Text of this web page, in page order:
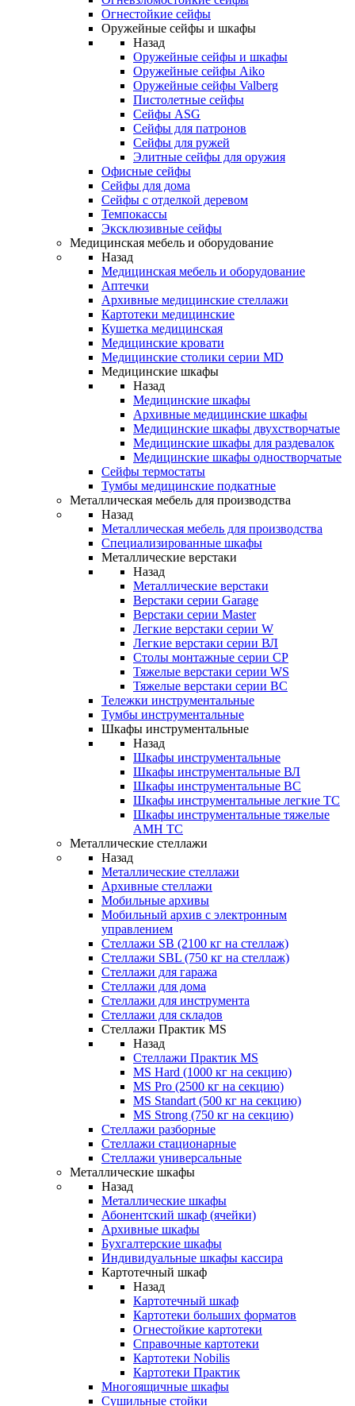
Огнестойкие сейфы
Оружейные сейфы и шкафы
Назад
Оружейные сейфы и шкафы
Оружейные сейфы Aiko
Оружейные сейфы Valberg
Пистолетные сейфы
Сейфы ASG
Сейфы для патронов
Сейфы для ружей
Элитные сейфы для оружия
Офисные сейфы
Сейфы для дома
Сейфы с отделкой деревом
Темпокассы
Эксклюзивные сейфы
Медицинская мебель и оборудование
Назад
Медицинская мебель и оборудование
Аптечки
Архивные медицинские стеллажи
Картотеки медицинские
Кушетка медицинская
Медицинские кровати
Медицинские столики серии MD
Медицинские шкафы
Назад
Медицинские шкафы
Архивные медицинские шкафы
Медицинские шкафы двухстворчатые
Медицинские шкафы для раздевалок
Медицинские шкафы одностворчатые
Сейфы термостаты
Тумбы медицинские подкатные
Металлическая мебель для производства
Назад
Металлическая мебель для производства
Cпециализированные шкафы
Металлические верстаки
Назад
Металлические верстаки
Верстаки серии Garage
Верстаки серии Master
Легкие верстаки серии W
Легкие верстаки серии ВЛ
Столы монтажные серии СР
Тяжелые верстаки серии WS
Тяжелые верстаки серии ВС
Тележки инструментальные
Тумбы инструментальные
Шкафы инструментальные
Назад
Шкафы инструментальные
Шкафы инструментальные ВЛ
Шкафы инструментальные ВС
Шкафы инструментальные легкие ТС
Шкафы инструментальные тяжелые
AMH TC
Металлические стеллажи
Назад
Металлические стеллажи
Архивные стеллажи
Мобильные архивы
Мобильный архив с электронным
управлением
Стеллажи SB (2100 кг на стеллаж)
Стеллажи SBL (750 кг на стеллаж)
Стеллажи для гаража
Стеллажи для дома
Стеллажи для инструмента
Стеллажи для складов
Стеллажи Практик MS
Назад
Стеллажи Практик MS
MS Hard (1000 кг на секцию)
MS Pro (2500 кг на секцию)
MS Standart (500 кг на секцию)
MS Strong (750 кг на секцию)
Стеллажи разборные
Стеллажи стационарные
Стеллажи универсальные
Металлические шкафы
Назад
Металлические шкафы
Абонентский шкаф (ячейки)
Архивные шкафы
Бухгалтерские шкафы
Индивидуальные шкафы кассира
Картотечный шкаф
Назад
Картотечный шкаф
Картотеки больших форматов
Огнестойкие картотеки
Справочные картотеки
Картотеки Nobilis
Картотеки Практик
Многоящичные шкафы
Сушильные стойки